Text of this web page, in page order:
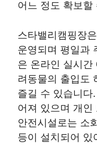
어느 정도 확보할
스타밸리캠핑장
운영되며 평일과
은 온라인 실시간
려동물의 출입도
즐길 수 있습니다
어져 있으며 개인
안전시설로는 소
등이 설치되어 있